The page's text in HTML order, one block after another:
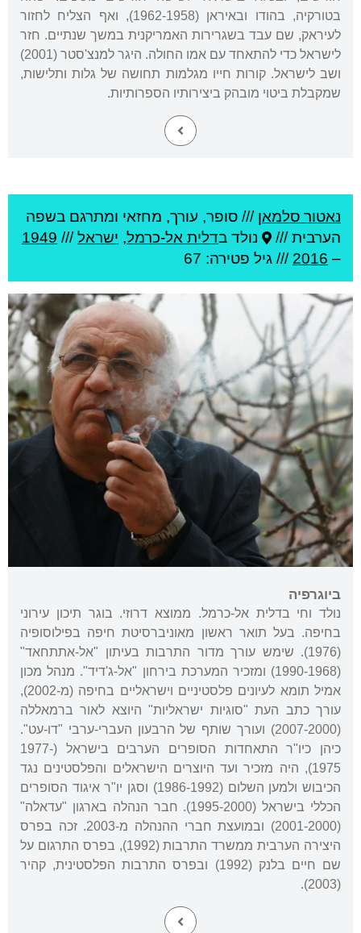
בטורקיה, בהודו ובאיראן (1962-1958), ואף הצליח לחזור
לעיראק, שם עבד בשגרירות האמריקנית במשך שנתיים. חזר
לישראל כדי להתאחד עם אמו החולה. היגר למנצ'סטר (2001)
ושב לישראל. קורות חייו מגלמות תחושה של גלות ותלישות,
שמקבלת ביטוי מובהק ביצירותיו הספרותיות.
נאטור סלמאן /// סופר, עורך, מחזאי ומתרגם בשפה
הערבית ///
נולד בדלית אל-כרמל, ישראל///
1949
–
2016 /// גיל פטירה: 67
ביוגרפיה
נולד וחי בדלית אל-כרמל. ממוצא דרוזי. בוגר תיכון עירוני
בחיפה. בעל תואר ראשון מאוניברסיטת חיפה בפילוסופיה
(1976). שימש עורך מדור התרבות בעיתון "אל-אתתחאד"
(1990-1968) ומזכיר המערכת בירחון "אל-ג'דיד". מנהל מכון
אמיל תומא לעיונים פלסטיניים וישראליים בחיפה (מ-2002),
עורך כתב העת "סוגיות ישראליות" היוצא לאור ברמאללה
(2007-2000) ועורך שותף של הרבעון העברי-ערבי "דו-עט".
כיהן כיו"ר התאחדות הסופרים הערבים בישראל (1977-
1975), היה מזכיר ועד היוצרים הישראלים והפלסטינים נגד
הכיבוש ולמען השלום (1986-1992) וסגן יו"ר איגוד הסופרים
הכללי בישראל (1995-2000). חבר הנהלה בארגון "עדאלה"
(2001-2000) ובמועצת חברי ההנהלה מ-2003. זכה בפרס
היצירה הערבית ממשרד התרבות (1992), בפרס התרגום על
שם חיים בלנק (1992) ובפרס התרבות הפלסטינית, קהיר
(2003).